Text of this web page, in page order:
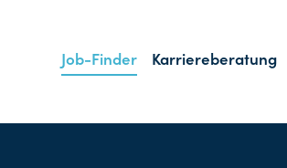
Job-Finder Karriereberatung